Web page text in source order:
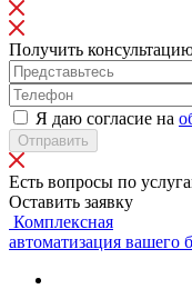
Получить
Я даю согласие на
Отправить
Есть вопросы по
Оставить заявку
Комплексная
автоматизация вашего